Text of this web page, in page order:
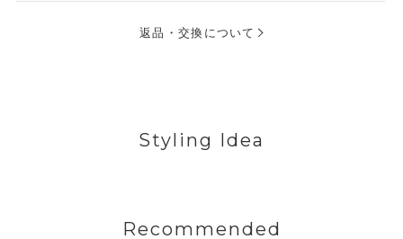
返品・交換について
Styling Idea
Recommended